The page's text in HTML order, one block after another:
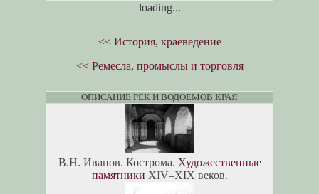
loading...
<< История, краеведение
<< Ремесла, промыслы и торговля
ОПИСАНИЕ РЕК И ВОДОЕМОВ КРАЯ
В.Н. Иванов. Кострома. Художественные
памятники XIV–XIX веков.